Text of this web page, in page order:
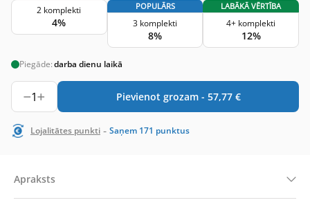
2 komplekti
4%
POPULĀRS
3 komplekti
8%
LABĀKĀ VĒRTĪBA
4+ komplekti
12%
Piegāde:darba dienu laikā
1 Pievienot grozam - 57,77 €
Lojalitātes punkti - Saņem 171 punktus
Apraksts